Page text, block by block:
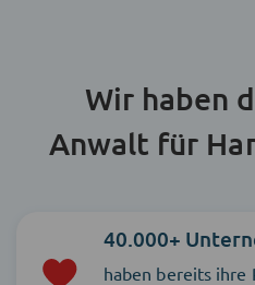
Wir haben
Anwalt für
40.000+
haben bereits ihre